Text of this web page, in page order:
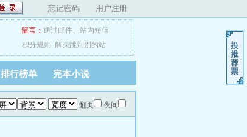
忘记密码 用户注册
留言： 通过邮件、 站内短信
积分规则
解决跳到别的站
排行榜单 完本小说
翻页 夜间